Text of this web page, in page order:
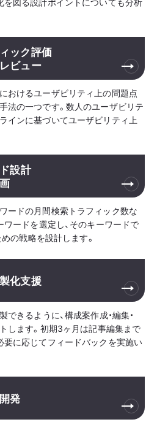
ック評価
ビュー
おけるユーザビリティ上の問題点
法の一つです。数人のユーザビリテ
インに基づいてユーザビリティ上
設計
ードの月間検索トラフィック数な
ワードを選定し、そのキーワードで
の戦略を設計します。
化支援
きるように、構成案作成・編集・
します。初期3ヶ月は記事編集まで
要に応じてフィードバックを実施い
発